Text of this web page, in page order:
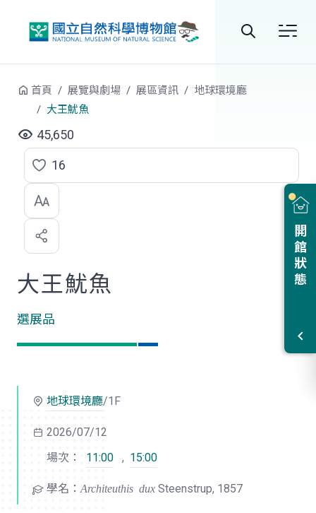
站
開館狀態
首頁 展覽與劇場 展區資訊
地球環境廳
大王魷魚
45,650
點
選
喜
歡
16
大王魷魚
選展品
地球環境廳/1F
2026/07/12
場次：
11:00 , 15:00
學名：Architeuthis dux Steenstrup, 1857